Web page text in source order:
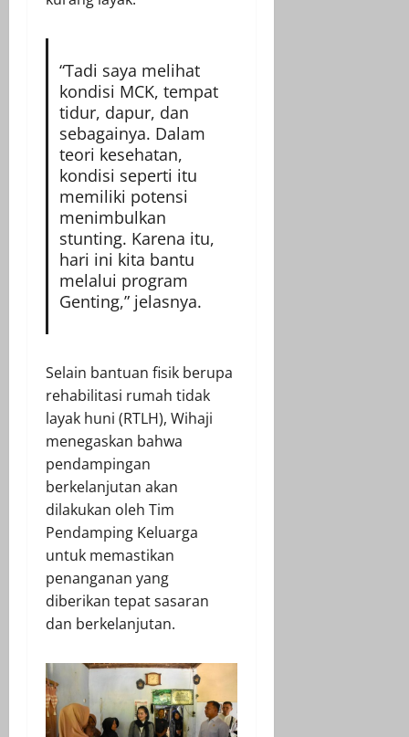
“Tadi saya melihat
kondisi MCK, tempat
tidur, dapur, dan
sebagainya. Dalam
teori kesehatan,
kondisi seperti itu
memiliki potensi
menimbulkan
stunting. Karena itu,
hari ini kita bantu
melalui program
Genting,” jelasnya.
Selain bantuan fisik berupa
rehabilitasi rumah tidak
layak huni (RTLH), Wihaji
menegaskan bahwa
pendampingan
berkelanjutan akan
dilakukan oleh Tim
Pendamping Keluarga
untuk memastikan
penanganan yang
diberikan tepat sasaran
dan berkelanjutan.